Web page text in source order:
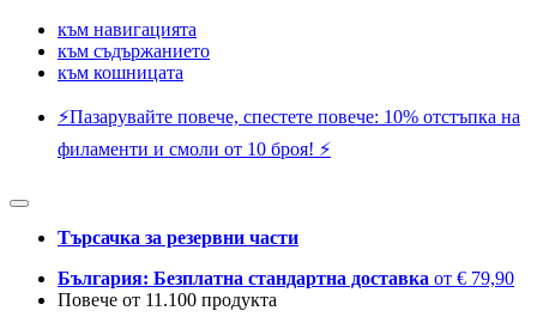
към навигацията
към съдържанието
към кошницата
⚡️Пазарувайте повече, спестете повече: 10% отстъпка на
филаменти и смоли от 10 броя! ⚡️
Търсачка за резервни части
България: Безплатна стандартна доставка от € 79,90
Повече от 11.100 продукта